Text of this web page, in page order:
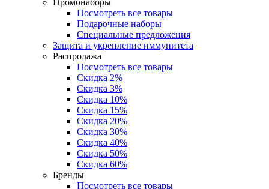
Промонаборы
Посмотреть все товары
Подарочные наборы
Специальные предложения
Защита и укрепление иммунитета
Распродажа
Посмотреть все товары
Скидка 2%
Скидка 3%
Скидка 10%
Скидка 15%
Скидка 20%
Скидка 30%
Скидка 40%
Скидка 50%
Скидка 60%
Бренды
Посмотреть все товары